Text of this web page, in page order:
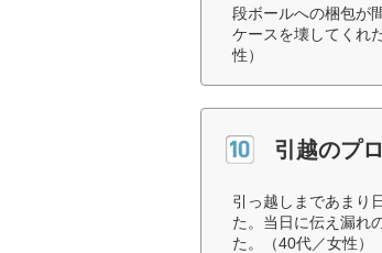
段ボールへの梱包が
ケースを壊してくれ
性）
引越のプ
引っ越しまであまり
た。当日に伝え漏れ
た。（40代／女性）